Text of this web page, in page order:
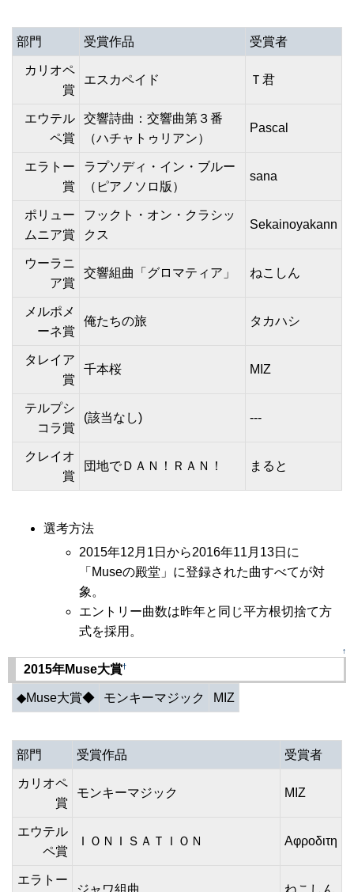
部門 受賞作品 受賞者
カリオペ
賞
エスカペイド Ｔ君
エウテル
ペ賞
交響詩曲：交響曲第３番
（ハチャトゥリアン）
Pascal
エラトー
賞
ラプソディ・イン・ブルー
（ピアノソロ版）
sana
ポリュー
ムニア賞
フックト・オン・クラシッ
クス
Sekainoyakann
ウーラニ
ア賞
交響組曲「グロマティア」 ねこしん
メルポメ
ーネ賞
俺たちの旅 タカハシ
タレイア
賞
千本桜 MIZ
テルプシ
コラ賞
(該当なし) ---
クレイオ
賞
団地でＤＡＮ！ＲＡＮ！ まると
選考方法
2015年12月1日から2016年11月13日に
「Museの殿堂」に登録された曲すべてが対
象。
エントリー曲数は昨年と同じ平方根切捨て方
式を採用。
↑
2015年Muse大賞†
◆Muse大賞◆ モンキーマジック MIZ
部門 受賞作品 受賞者
カリオペ
賞
モンキーマジック MIZ
エウテル
ペ賞
ＩＯＮＩＳＡＴＩＯＮ Αφροδιτη
エラトー
ジャワ組曲 ねこしん